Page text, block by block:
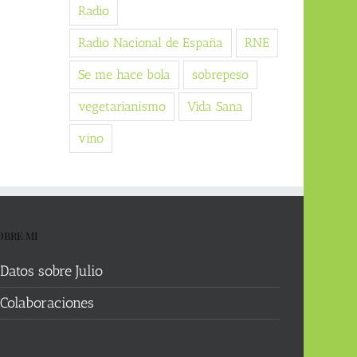
Radio
Radio Nacional de España RNE
Se me hace bola sobrepeso
vegetarianismo Vida Sana
vino
MI
Datos sobre Julio
Colaboraciones